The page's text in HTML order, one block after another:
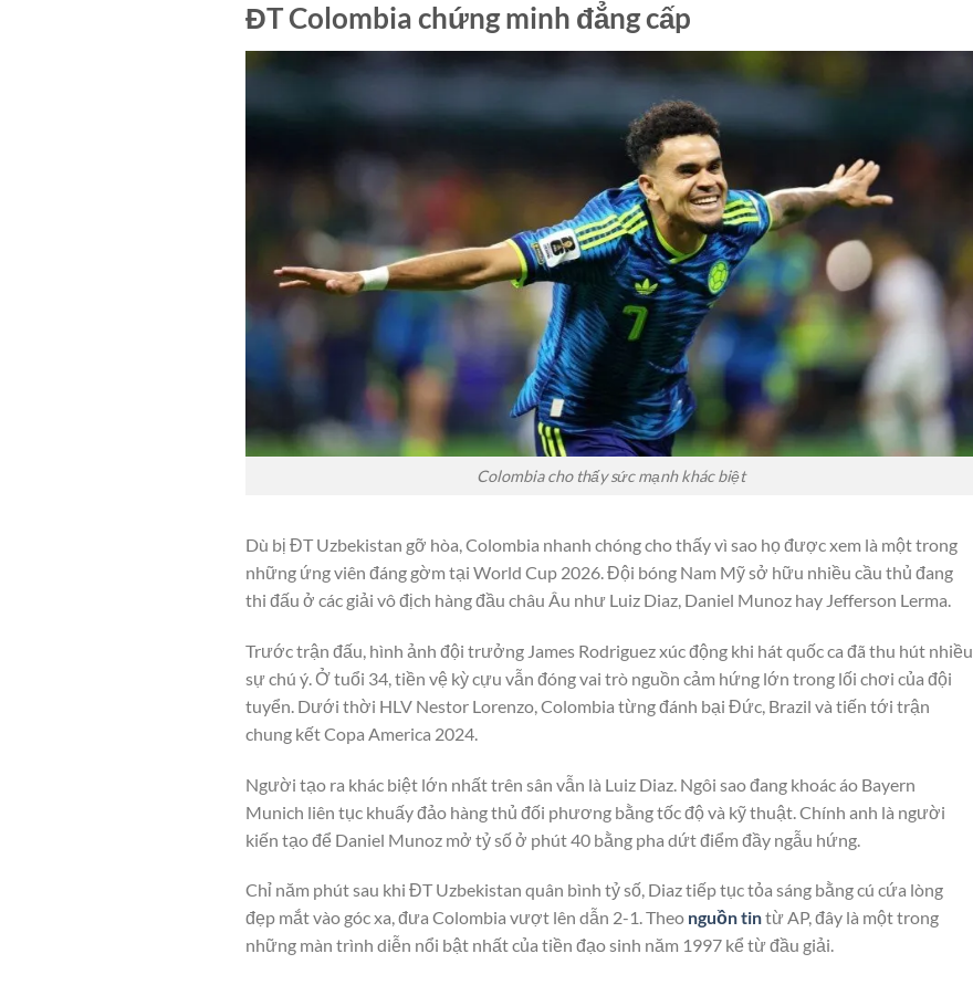
ĐT Colombia chứng minh đẳng cấp
Colombia cho thấy sức mạnh khác biệt
Dù bị ĐT Uzbekistan gỡ hòa, Colombia nhanh chóng cho thấy vì sao họ được xem là một trong
những ứng viên đáng gờm tại World Cup 2026. Đội bóng Nam Mỹ sở hữu nhiều cầu thủ đang
thi đấu ở các giải vô địch hàng đầu châu Âu như Luiz Diaz, Daniel Munoz hay Jefferson Lerma.
Trước trận đấu, hình ảnh đội trưởng James Rodriguez xúc động khi hát quốc ca đã thu hút nhiều
sự chú ý. Ở tuổi 34, tiền vệ kỳ cựu vẫn đóng vai trò nguồn cảm hứng lớn trong lối chơi của đội
tuyển. Dưới thời HLV Nestor Lorenzo, Colombia từng đánh bại Đức, Brazil và tiến tới trận
chung kết Copa America 2024.
Người tạo ra khác biệt lớn nhất trên sân vẫn là Luiz Diaz. Ngôi sao đang khoác áo Bayern
Munich liên tục khuấy đảo hàng thủ đối phương bằng tốc độ và kỹ thuật. Chính anh là người
kiến tạo để Daniel Munoz mở tỷ số ở phút 40 bằng pha dứt điểm đầy ngẫu hứng.
Chỉ năm phút sau khi ĐT Uzbekistan quân bình tỷ số, Diaz tiếp tục tỏa sáng bằng cú cứa lòng
đẹp mắt vào góc xa, đưa Colombia vượt lên dẫn 2-1. Theo nguồn tintừ AP, đây là một trong
những màn trình diễn nổi bật nhất của tiền đạo sinh năm 1997 kể từ đầu giải.